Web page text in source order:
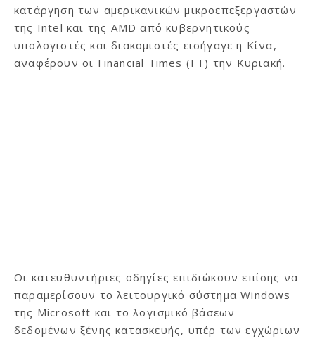
κατάργηση των αμερικανικών μικροεπεξεργαστών
της Intel και της AMD από κυβερνητικούς
υπολογιστές και διακομιστές εισήγαγε η Κίνα,
αναφέρουν οι Financial Times (FT) την Κυριακή.
Οι κατευθυντήριες οδηγίες επιδιώκουν επίσης να
παραμερίσουν το λειτουργικό σύστημα Windows
της Microsoft και το λογισμικό βάσεων
δεδομένων ξένης κατασκευής, υπέρ των εγχώριων